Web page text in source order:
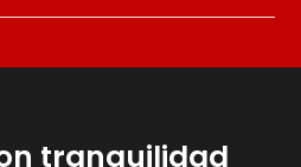
tranquilidad